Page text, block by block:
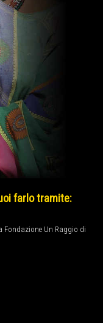
farlo tramite:
Fondazione Un Raggio di